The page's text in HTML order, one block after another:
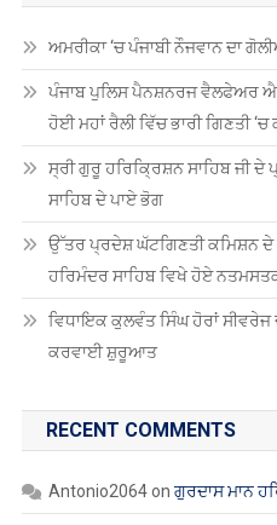
ਅਮਰੀਕਾ ‘ਚ ਪੰਜਾਬੀ ਨੌਜਵਾਨ ਦਾ
ਪੰਜਾਬ ਪੁਲਿਸ ਪੈਨਸ਼ਨਰਜ ਵੈਲਫੇਅਰ
ਹੋਈ ਮਹਾਂ ਰੈਲੀ ਵਿੱਚ ਭਾਰੀ ਗਿਣਤੀ ‘ਚ
ਸ੍ਰੀ ਗੁਰੂ ਹਰਿਕ੍ਰਿਸ਼ਨ ਸਾਹਿਬ ਜੀ
ਸਾਹਿਬ ਦੇ ਪਾਏ ਭੋਗ
ਉੱਤਰ ਪ੍ਰਦੇਸ਼ ਘੱਟਗਿਣਤੀ ਕਮਿਸ਼ਨ ਦੇ
ਹਰਿਮੰਦਰ ਸਾਹਿਬ ਵਿਖੇ ਹੋਏ
ਵਿਧਾਇਕ ਕੁਲਵੰਤ ਸਿੰਘ ਹੋਰਾਂ ਸੀਵਰੇਜ
ਕਰਵਾਈ ਸ਼ੁਰੂਆਤ
RECENT COMMENTS
Antonio2064on ਗੁਰਦਾਸ ਮਾਨ